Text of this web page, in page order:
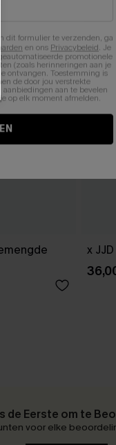
x
de Eerste om te
voor elke
dit formulier te verzenden, ga
en ons Privacybeleid. Je
promotionele
(zoals herinneringen aan je
ontvangen. Toestemming is
de door jou verstrekte
aanbiedingen aan te bevelen
op elk moment afmelden.